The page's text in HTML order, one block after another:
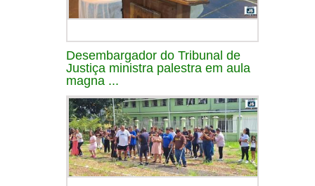
Desembargador do Tribunal de
Justiça ministra palestra em aula
magna ...